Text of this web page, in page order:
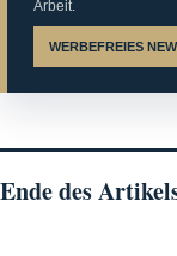
Arbeit.
WERBEFREIES
Ende des